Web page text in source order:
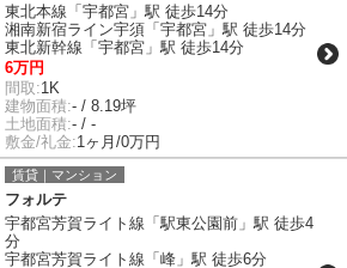
東北本線「宇都宮」駅 徒歩14分
湘南新宿ライン宇須「宇都宮」駅 徒歩14分
東北新幹線「宇都宮」駅 徒歩14分
6万円
間取:1K
建物面積:- / 8.19坪
土地面積:- / -
敷金/礼金:1ヶ月/0万円
賃貸｜マンション
フォルテ
宇都宮芳賀ライト線「駅東公園前」駅 徒歩4
分
宇都宮芳賀ライト線「峰」駅 徒歩6分